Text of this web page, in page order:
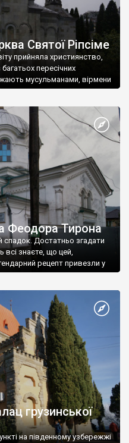
Святої Ріпсіме
прийняла християнство,
пересічних
мусульманами, вірмени
Феодора Тирона
спадок. Достатньо згадати
всі знаєте, що цей,
рецепт привезли у
грузинської
на південному узбережжі